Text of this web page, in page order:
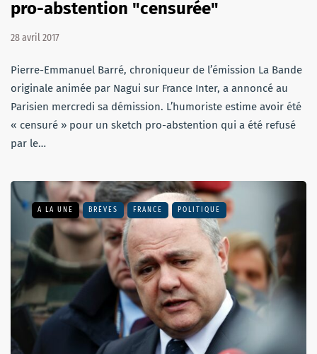
pro-abstention "censurée"
28 avril 2017
Pierre-Emmanuel Barré, chroniqueur de l’émission La Bande
originale animée par Nagui sur France Inter, a annoncé au
Parisien mercredi sa démission. L’humoriste estime avoir été
« censuré » pour un sketch pro-abstention qui a été refusé
par le…
A LA UNE BRÈVES FRANCE POLITIQUE